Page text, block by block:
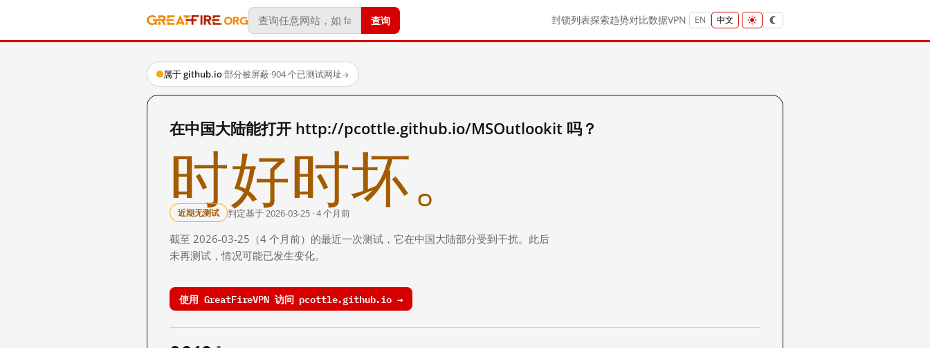
查询 封锁列表探索趋势对比数据VPN EN 中文
属于 github.io·部分被屏蔽·904 个已测试网址→
在中国大陆能打开 http://pcottle.github.io/MSOutlookit 吗？
时好时坏。
近期无测试 判定基于 2026-03-25 · 4 个月前
截至 2026-03-25（4 个月前）的最近一次测试，它在中国大陆部分受到干扰。此后
未再测试，情况可能已发生变化。
使用 GreatFireVPN 访问 pcottle.github.io →